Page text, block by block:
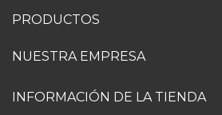
PRODUCTOS
NUESTRA EMPRESA
INFORMACIÓN DE LA TIENDA